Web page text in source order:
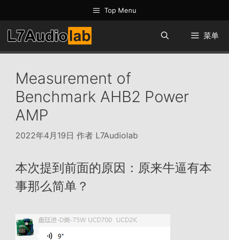
至
内
容
Top Menu
菜单
Measurement of
Benchmark AHB2 Power
AMP
2022年4月19日 作者 L7Audiolab
本次提到前面的原因：原来牛逼有本
事那么简单？